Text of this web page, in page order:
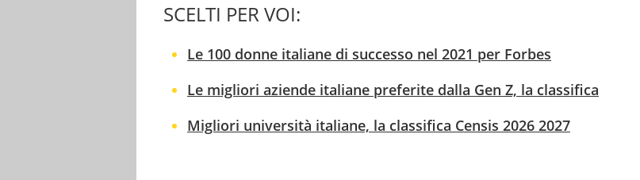
SCELTI PER VOI:
Le 100 donne italiane di successo nel 2021 per Forbes
Le migliori aziende italiane preferite dalla Gen Z, la classifica
Migliori università italiane, la classifica Censis 2026 2027